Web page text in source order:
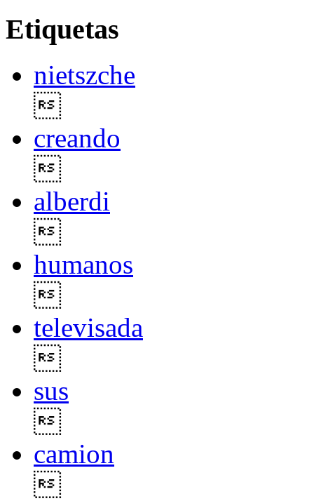
Etiquetas
nietszche
creando
alberdi
humanos
televisada
sus
camion